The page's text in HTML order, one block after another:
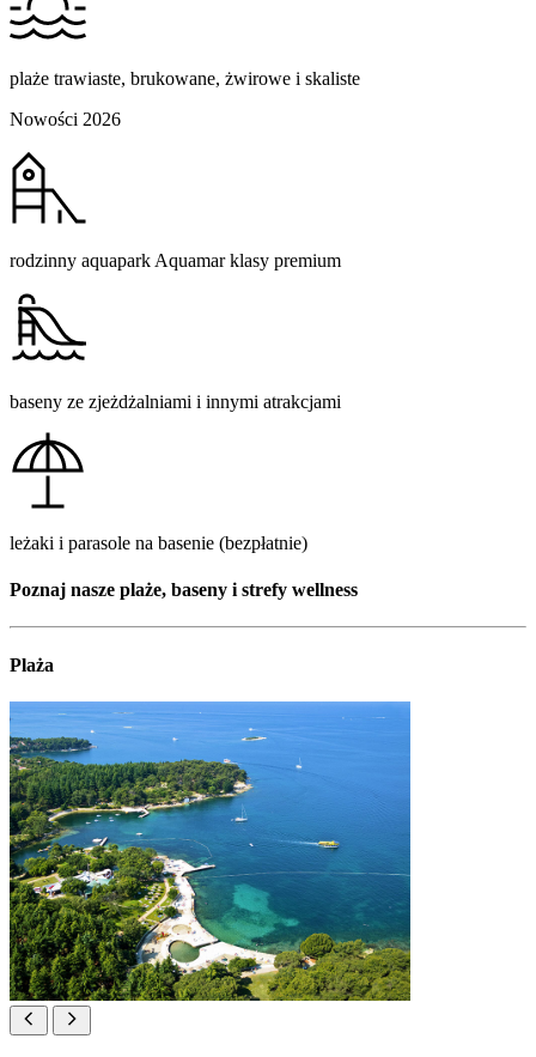
plaże trawiaste, brukowane, żwirowe i skaliste
Nowości 2026
rodzinny aquapark Aquamar klasy premium
baseny ze zjeżdżalniami i innymi atrakcjami
leżaki i parasole na basenie (bezpłatnie)
Poznaj nasze plaże, baseny i strefy wellness
Plaża